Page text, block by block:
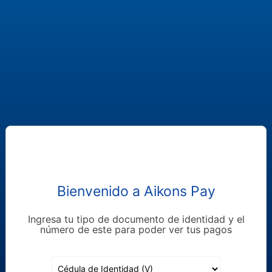
Bienvenido a Aikons Pay
Ingresa tu tipo de documento de identidad y el
número de este para poder ver tus pagos